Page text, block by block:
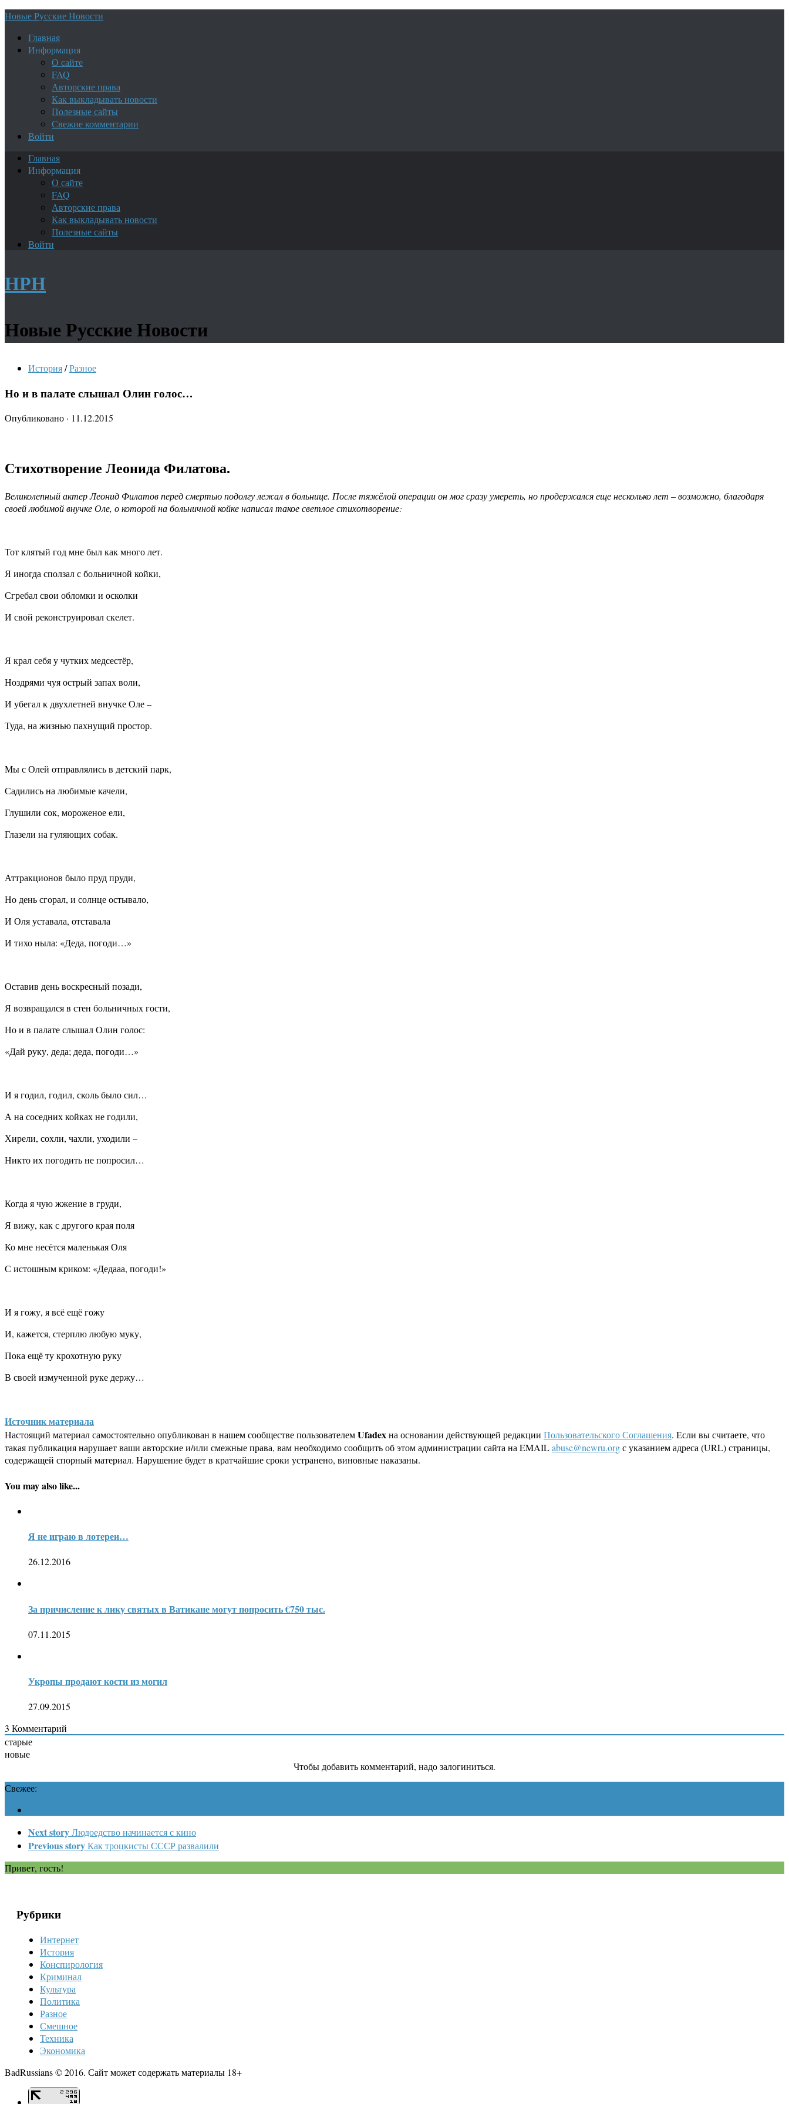
Новые Русские Новости
Главная
Информация
О сайте
FAQ
Авторские права
Как выкладывать новости
Полезные сайты
Свежие комментарии
Войти
Главная
Информация
О сайте
FAQ
Авторские права
Как выкладывать новости
Полезные сайты
Войти
НРН
Новые Русские Новости
История/Разное
Но и в палате слышал Олин голос…
Опубликовано · 11.12.2015
Стихотворение Леонида Филатова.
Великолепный актер Леонид Филатов перед смертью подолгу лежал в больнице. После тяжёлой операции он мог сразу умереть, но продержался еще несколько лет – возможно, благодаря
своей любимой внучке Оле, о которой на больничной койке написал такое светлое стихотворение:
Тот клятый год мне был как много лет.
Я иногда сползал с больничной койки,
Сгребал свои обломки и осколки
И свой реконструировал скелет.
Я крал себя у чутких медсестёр,
Ноздрями чуя острый запах воли,
И убегал к двухлетней внучке Оле –
Туда, на жизнью пахнущий простор.
Мы с Олей отправлялись в детский парк,
Садились на любимые качели,
Глушили сок, мороженое ели,
Глазели на гуляющих собак.
Аттракционов было пруд пруди,
Но день сгорал, и солнце остывало,
И Оля уставала, отставала
И тихо ныла: «Деда, погоди…»
Оставив день воскресный позади,
Я возвращался в стен больничных гости,
Но и в палате слышал Олин голос:
«Дай руку, деда; деда, погоди…»
И я годил, годил, сколь было сил…
А на соседних койках не годили,
Хирели, сохли, чахли, уходили –
Никто их погодить не попросил…
Когда я чую жжение в груди,
Я вижу, как с другого края поля
Ко мне несётся маленькая Оля
С истошным криком: «Дедааа, погоди!»
И я гожу, я всё ещё гожу
И, кажется, стерплю любую муку,
Пока ещё ту крохотную руку
В своей измученной руке держу…
Источник материала
Настоящий материал самостоятельно опубликован в нашем сообществе пользователемUfadexна основании действующей редакции Пользовательского Соглашения. Если вы считаете, что
такая публикация нарушает ваши авторские и/или смежные права, вам необходимо сообщить об этом администрации сайта на EMAILabuse@newru.orgс указанием адреса (URL) страницы,
содержащей спорный материал. Нарушение будет в кратчайшие сроки устранено, виновные наказаны.
You may also like...
Я не играю в лотереи…
26.12.2016
За причисление к лику святых в Ватикане могут попросить €750 тыс.
07.11.2015
Укропы продают кости из могил
27.09.2015
3 Комментарий
старые
новые
Чтобы добавить комментарий, надо залогиниться.
Свежее:
Next storyЛюдоедство начинается с кино
Previous storyКак троцкисты СССР развалили
Привет, гость!
Рубрики
Интернет
История
Конспирология
Криминал
Культура
Политика
Разное
Смешное
Техника
Экономика
BadRussians © 2016. Сайт может содержать материалы 18+